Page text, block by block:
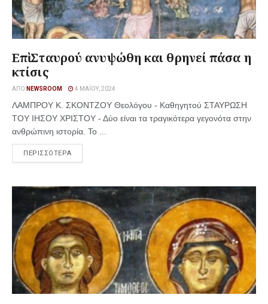
Επὶ Σταυρού ανυψώθη και θρηνεί πάσα η
κτίσις
ΑΠΌ NEWSROOM 4 ΜΑΪ́ΟΥ, 2024
ΛΑΜΠΡΟΥ Κ. ΣΚΟΝΤΖΟΥ Θεολόγου - Καθηγητού ΣΤΑΥΡΩΣΗ
ΤΟΥ ΙΗΣΟΥ ΧΡΙΣΤΟΥ - Δύο είναι τα τραγικότερα γεγονότα στην
ανθρώπινη ιστορία. Το ...
ΠΕΡΙΣΣΟΤΕΡΑ